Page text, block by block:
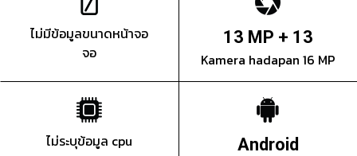
ไม่มีข้อมูลขนาดหน้าจอ
จอ
13 MP + 13
Kamera hadapan 16 MP
ไม่ระบุข้อมูล cpu Android